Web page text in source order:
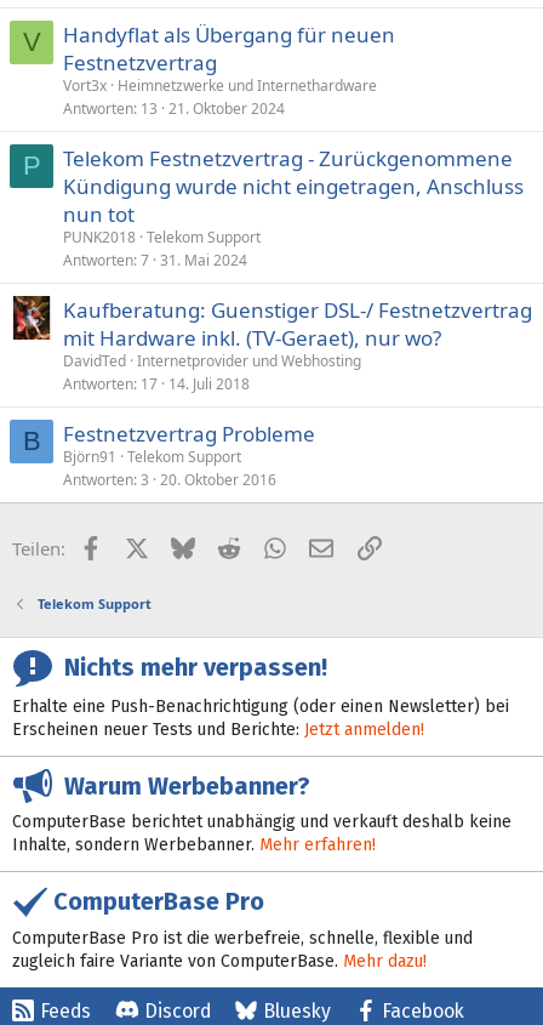
V
Handyflat als Übergang für neuen
Festnetzvertrag
Vort3x Heimnetzwerke und Internethardware
Antworten 13 21. Oktober 2024
P
Telekom Festnetzvertrag - Zurückgenommene
Kündigung wurde nicht eingetragen, Anschluss
nun tot
PUNK2018 Telekom Support
Antworten 7 31. Mai 2024
Kaufberatung: Guenstiger DSL-/ Festnetzvertrag
mit Hardware inkl. (TV-Geraet), nur wo?
DavidTed Internetprovider und Webhosting
Antworten 17 14. Juli 2018
B Festnetzvertrag Probleme
Björn91
Telekom Support
Antworten 3 20. Oktober 2016
Teilen: FacebookX (Twitter)
BlueskyRedditWhatsApp
E-MailLink
Telekom Support
Nichts mehr verpassen!
Erhalte eine Push-Benachrichtigung (oder einen Newsletter) bei
Erscheinen neuer Tests und Berichte: Jetzt anmelden!
Warum Werbebanner?
ComputerBase berichtet unabhängig und verkauft deshalb keine
Inhalte, sondern Werbebanner. Mehr erfahren!
ComputerBase Pro
ComputerBase Pro ist die werbefreie, schnelle, flexible und
zugleich faire Variante von ComputerBase. Mehr dazu!
Feeds Discord Bluesky Facebook